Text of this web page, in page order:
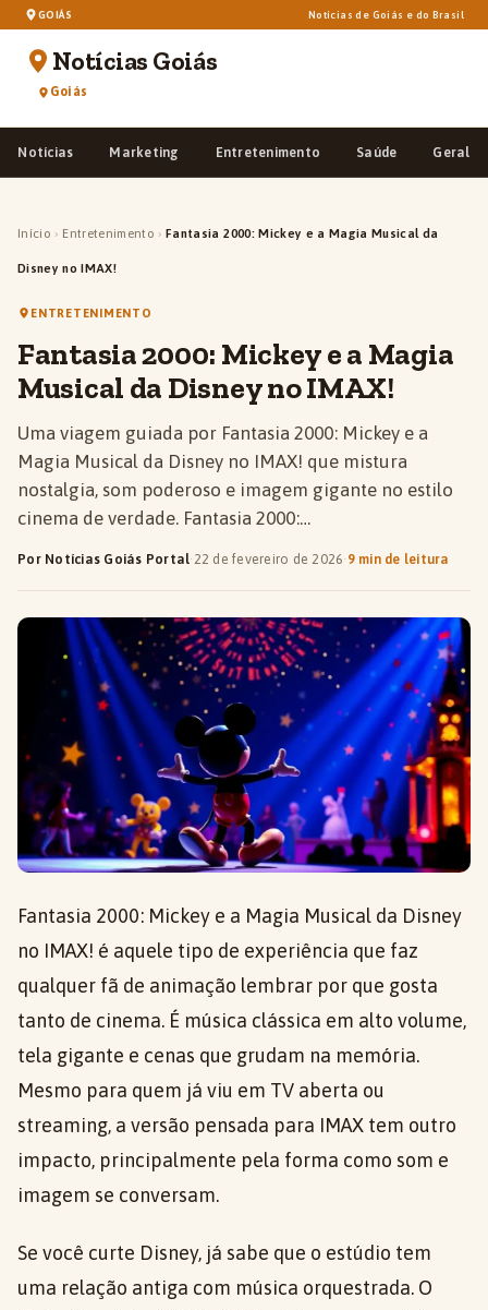
GOIÁS Notícias de Goiás e do Brasil
Notícias Goiás
Goiás
Notícias Marketing Entretenimento Saúde Geral
Início › Entretenimento › Fantasia 2000: Mickey e a Magia Musical da
Disney no IMAX!
ENTRETENIMENTO
Fantasia 2000: Mickey e a Magia
Musical da Disney no IMAX!
Uma viagem guiada por Fantasia 2000: Mickey e a
Magia Musical da Disney no IMAX! que mistura
nostalgia, som poderoso e imagem gigante no estilo
cinema de verdade. Fantasia 2000:…
Por Notícias Goiás Portal·22 de fevereiro de 2026· 9 min de leitura
Fantasia 2000: Mickey e a Magia Musical da Disney
no IMAX! é aquele tipo de experiência que faz
qualquer fã de animação lembrar por que gosta
tanto de cinema. É música clássica em alto volume,
tela gigante e cenas que grudam na memória.
Mesmo para quem já viu em TV aberta ou
streaming, a versão pensada para IMAX tem outro
impacto, principalmente pela forma como som e
imagem se conversam.
Se você curte Disney, já sabe que o estúdio tem
uma relação antiga com música orquestrada. O